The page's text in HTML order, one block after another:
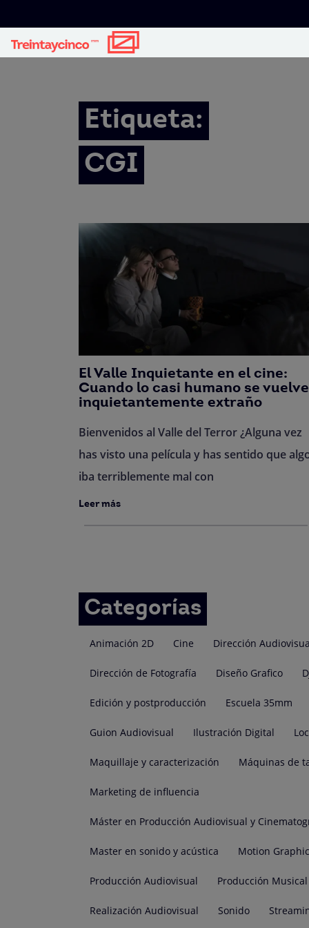
Etiqueta:
CGI
El Valle Inquietante en el cine:
Cuando lo casi humano se vuelve
inquietantemente extraño
Bienvenidos al Valle del Terror ¿Alguna vez
has visto una película y has sentido que
iba terriblemente mal con
Leer más
Categorías
Animación 2D Cine Dirección
Dirección de Fotografía Diseño Grafico
Edición y postproducción Escuela 35mm
Guion Audiovisual Ilustración Digital
Maquillaje y caracterización Máquinas de
Marketing de influencia
Máster en Producción Audiovisual y
Master en sonido y acústica Motion
Producción Audiovisual Producción Musical
Realización Audiovisual Sonido